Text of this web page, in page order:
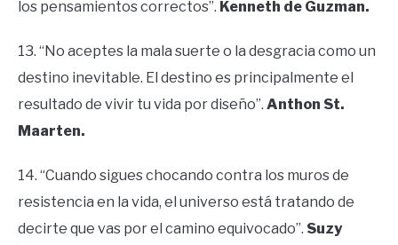
los pensamientos correctos”. Kenneth de Guzman.
13. “No aceptes la mala suerte o la desgracia como un
destino inevitable. El destino es principalmente el
resultado de vivir tu vida por diseño”. Anthon St.
Maarten.
14. “Cuando sigues chocando contra los muros de
resistencia en la vida, el universo está tratando de
decirte que vas por el camino equivocado”. Suzy